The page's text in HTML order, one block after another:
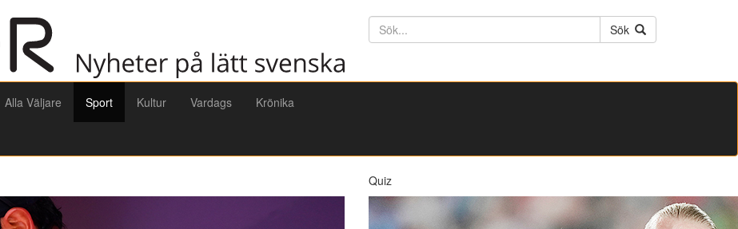
Söktext
Sök
Alla Väljare Sport Kultur Vardags Krönika
Quiz